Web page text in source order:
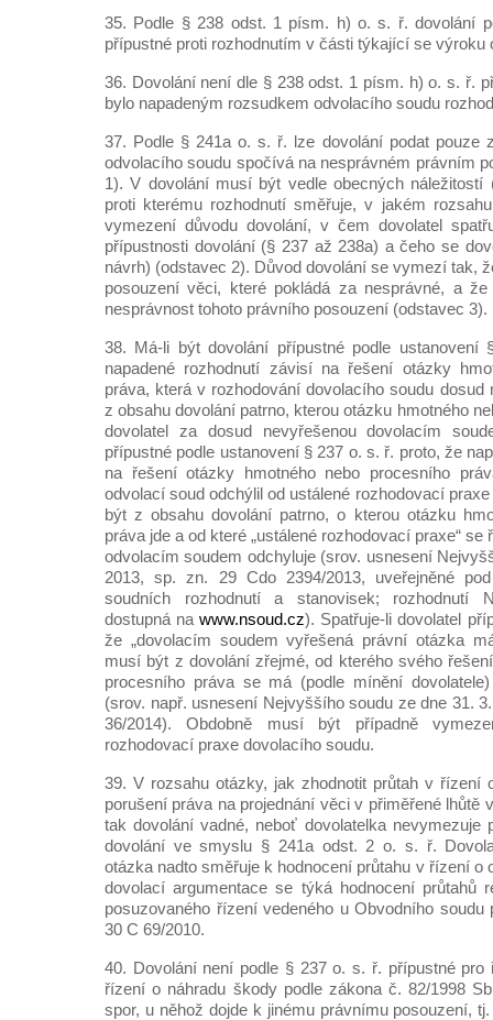
35. Podle § 238 odst. 1 písm. h) o. s. ř. dovolání
přípustné proti rozhodnutím v části týkající se výroku
36. Dovolání není dle § 238 odst. 1 písm. h) o. s. ř.
bylo napadeným rozsudkem odvolacího soudu
37. Podle § 241a o. s. ř. lze dovolání podat pouze
odvolacího soudu spočívá na nesprávném právním
1). V dovolání musí být vedle obecných náležitostí
proti kterému rozhodnutí směřuje, v jakém
vymezení důvodu dovolání, v čem dovolatel
přípustnosti dovolání (§ 237 až 238a) a čeho se
návrh) (odstavec 2). Důvod dovolání se vymezí tak,
posouzení věci, které pokládá za nesprávné, a
nesprávnost tohoto právního posouzení (odstavec 3).
38. Má-li být dovolání přípustné podle
napadené rozhodnutí závisí na řešení otázky
práva, která v rozhodování dovolacího soudu dosud
z obsahu dovolání patrno, kterou otázku hmotného
dovolatel za dosud nevyřešenou dovolacím
přípustné podle ustanovení § 237 o. s. ř. proto, že
na řešení otázky hmotného nebo procesního
odvolací soud odchýlil od ustálené rozhodovací
být z obsahu dovolání patrno, o kterou otázku
práva jde a od které „ustálené rozhodovací praxe“
odvolacím soudem odchyluje (srov. usnesení
2013, sp. zn. 29 Cdo 2394/2013, uveřejněné
soudních rozhodnutí a stanovisek; rozhodnutí
dostupná nawww.nsoud.cz). Spatřuje-li dovolatel
že „dovolacím soudem vyřešená právní otázka
musí být z dovolání zřejmé, od kterého svého
procesního práva se má (podle mínění
(srov. např. usnesení Nejvyššího soudu ze dne 31.
36/2014). Obdobně musí být případně
rozhodovací praxe dovolacího soudu.
39. V rozsahu otázky, jak zhodnotit průtah v řízení
porušení práva na projednání věci v přiměřené lhůtě
tak dovolání vadné, neboť dovolatelka nevymezuje
dovolání ve smyslu § 241a odst. 2 o. s. ř.
otázka nadto směřuje k hodnocení průtahu v řízení o
dovolací argumentace se týká hodnocení průtahů
posuzovaného řízení vedeného u Obvodního
30 C 69/2010.
40. Dovolání není podle § 237 o. s. ř. přípustné
řízení o náhradu škody podle zákona č. 82/1998
spor, u něhož dojde k jinému právnímu posouzení,